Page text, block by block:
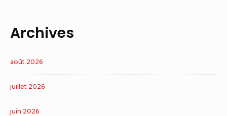
Archives
août 2026
juillet 2026
juin 2026